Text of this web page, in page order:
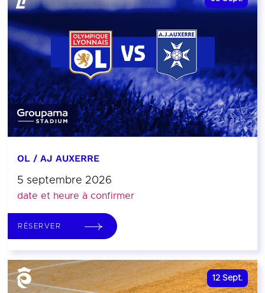
OL / AJ AUXERRE
5 septembre 2026
date et heure à confirmer
RÉSERVER
12 Sept.